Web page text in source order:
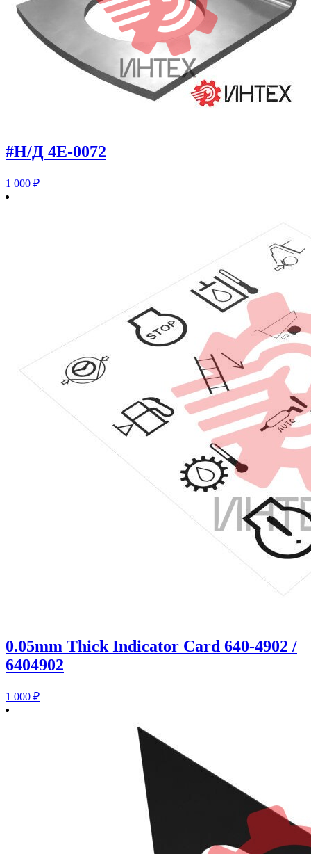
#Н/Д 4E-0072
1 000 ₽
0.05mm Thick Indicator Card 640-4902 /
6404902
1 000 ₽